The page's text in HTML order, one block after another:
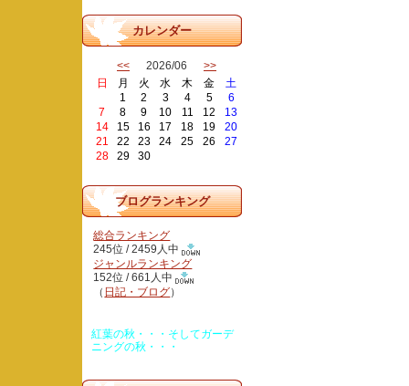
カレンダー
<< 2026/06 >>
日
月 火 水 木 金
土
1
2 3 4 5
6
7
8 9 10 11 12
13
14
15 16 17 18 19
20
21
22 23 24 25 26
27
28
29 30
ブログランキング
総合ランキング
245位 / 2459人中
ジャンルランキング
152位 / 661人中
（ 日記・ブログ）
紅葉の秋・・・そしてガーデ
ニングの秋・・・